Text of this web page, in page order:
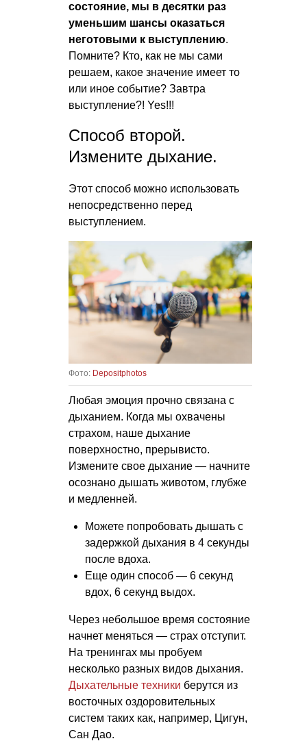
состояние, мы в десятки раз
уменьшим шансы оказаться
неготовыми к выступлению.
Помните? Кто, как не мы сами
решаем, какое значение имеет то
или иное событие? Завтра
выступление?! Yes!!!
Способ второй.
Измените дыхание.
Этот способ можно использовать
непосредственно перед
выступлением.
Фото: Depositphotos
Любая эмоция прочно связана с
дыханием. Когда мы охвачены
страхом, наше дыхание
поверхностно, прерывисто.
Измените свое дыхание — начните
осознано дышать животом, глубже
и медленней.
Можете попробовать дышать с
задержкой дыхания в 4 секунды
после вдоха.
Еще один способ — 6 секунд
вдох, 6 секунд выдох.
Через небольшое время состояние
начнет меняться — страх отступит.
На тренингах мы пробуем
несколько разных видов дыхания.
Дыхательные техники берутся из
восточных оздоровительных
систем таких как, например, Цигун,
Сан Дао.